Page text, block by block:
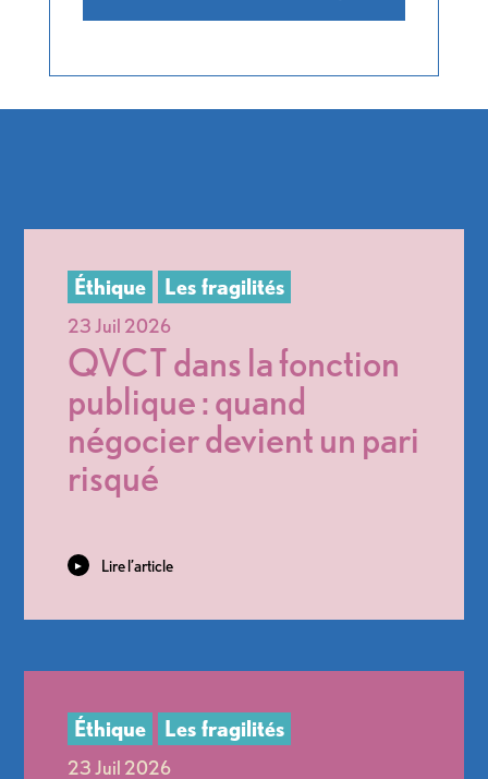
QVCT dans la fonction
publique : quand
négocier devient un pari
risqué
Lire l’article